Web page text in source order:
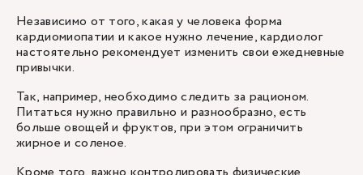
Независимо от того, какая у человека форма
кардиомиопатии и какое нужно лечение, кардиолог
настоятельно рекомендует изменить свои ежедневные
привычки.
Так, например, необходимо следить за рационом.
Питаться нужно правильно и разнообразно, есть
больше овощей и фруктов, при этом ограничить
жирное и соленое.